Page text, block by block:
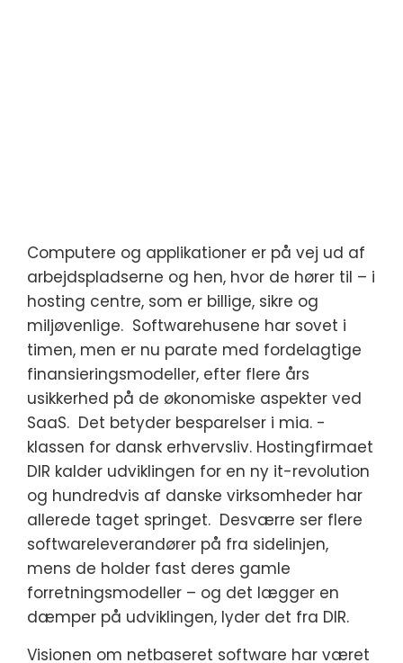
Computere og applikationer er på vej ud af
arbejdspladserne og hen, hvor de hører til – i
hosting centre, som er billige, sikre og
miljøvenlige. Softwarehusene har sovet i
timen, men er nu parate med fordelagtige
finansieringsmodeller, efter flere års
usikkerhed på de økonomiske aspekter ved
SaaS. Det betyder besparelser i mia. -
klassen for dansk erhvervsliv. Hostingfirmaet
DIR kalder udviklingen for en ny it-revolution
og hundredvis af danske virksomheder har
allerede taget springet. Desværre ser flere
softwareleverandører på fra sidelinjen,
mens de holder fast deres gamle
forretningsmodeller – og det lægger en
dæmper på udviklingen, lyder det fra DIR.
Visionen om netbaseret software har været